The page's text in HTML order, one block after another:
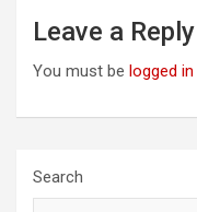
Leave a Reply
You must be logged in
Search